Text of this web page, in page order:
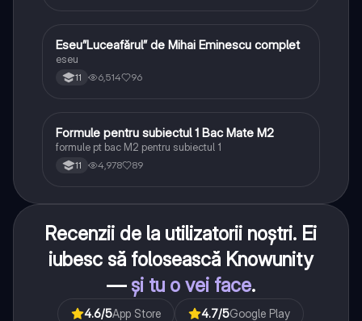
Limba și literatura română
Eseu”Luceafărul” de Mihai Eminescu complet
eseu
11 6,514 96
Matematică
Formule pentru subiectul 1 Bac Mate M2
formule pt bac M2 pentru subiectul 1
11 4,978 89
Recenzii de la utilizatorii noștri. Ei
iubesc să folosească Knowunity
— și tu o vei face.
4.6/5App Store 4.7/5Google Play